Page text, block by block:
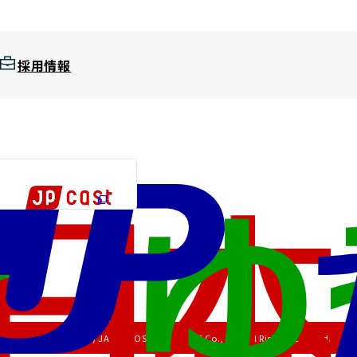
採用情報
Copyright (C) JAPAN POST HOLDINGS Co., Ltd. All Rights Reserved.